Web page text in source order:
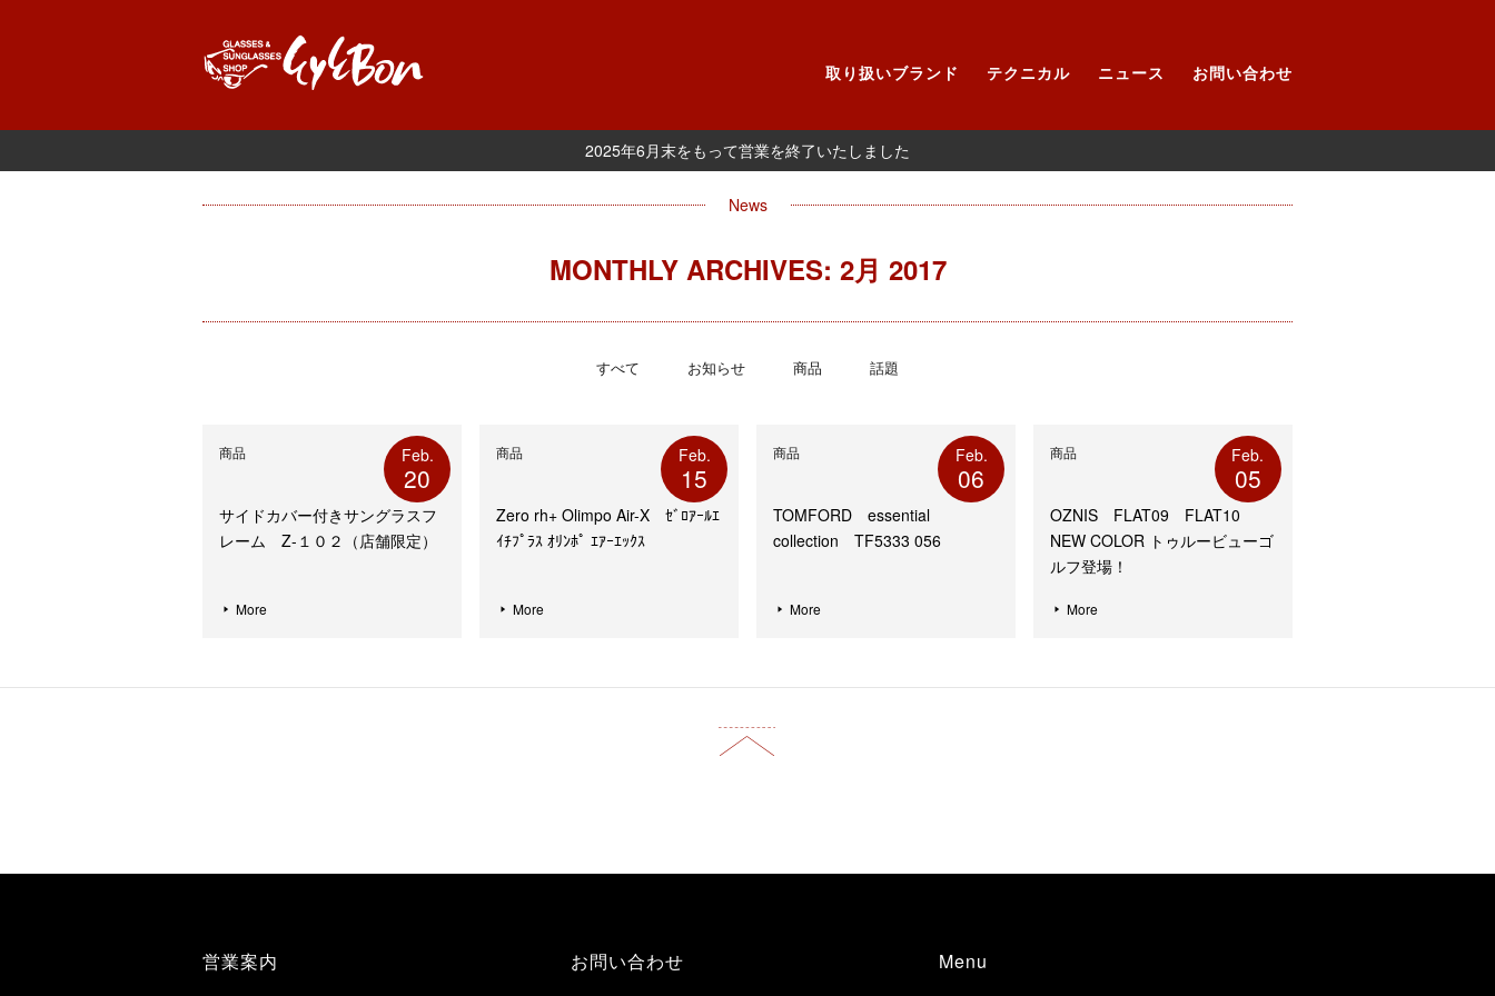
取り扱いブランド テクニカル ニュース お問い合わせ
2025年6月末をもって営業を終了いたしました
News
MONTHLY ARCHIVES: 2月 2017
すべて お知らせ 商品 話題
商品
サイドカバー付きサングラスフ
レーム Z-１０２（店舗限定）
Feb.
20
More
商品
Zero rh+ Olimpo Air-X ｾﾞﾛｱｰﾙｴ
ｲﾁﾌﾟﾗｽ ｵﾘﾝﾎﾟ ｴｱｰｴｯｸｽ
Feb.
15
More
商品
TOMFORD essential
collection TF5333 056
Feb.
06
More
商品
OZNIS FLAT09 FLAT10
NEW COLOR トゥルービューゴ
ルフ登場！
Feb.
05
More
営業案内 お問い合わせ Menu